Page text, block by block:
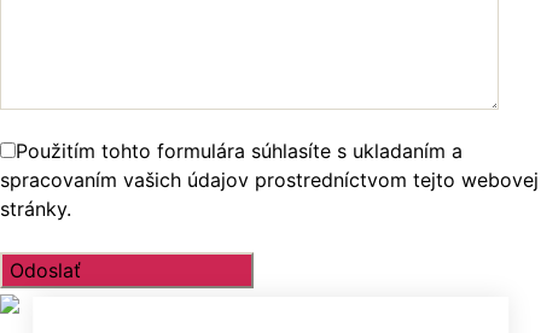
Použitím tohto formulára súhlasíte s ukladaním a
spracovaním vašich údajov prostredníctvom tejto webovej
stránky.